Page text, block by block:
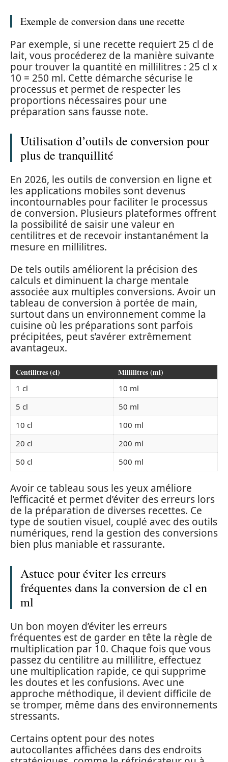
Exemple de conversion dans une recette
Par exemple, si une recette requiert 25 cl de
lait, vous procéderez de la manière suivante
pour trouver la quantité en millilitres : 25 cl x
10 = 250 ml. Cette démarche sécurise le
processus et permet de respecter les
proportions nécessaires pour une
préparation sans fausse note.
Utilisation d’outils de conversion pour
plus de tranquillité
En 2026, les outils de conversion en ligne et
les applications mobiles sont devenus
incontournables pour faciliter le processus
de conversion. Plusieurs plateformes offrent
la possibilité de saisir une valeur en
centilitres et de recevoir instantanément la
mesure en millilitres.
De tels outils améliorent la précision des
calculs et diminuent la charge mentale
associée aux multiples conversions. Avoir un
tableau de conversion à portée de main,
surtout dans un environnement comme la
cuisine où les préparations sont parfois
précipitées, peut s’avérer extrêmement
avantageux.
Centilitres (cl) Millilitres (ml)
1 cl
10 ml
5 cl
50 ml
10 cl
100 ml
20 cl
200 ml
50 cl
500 ml
Avoir ce tableau sous les yeux améliore
l’efficacité et permet d’éviter des erreurs lors
de la préparation de diverses recettes. Ce
type de soutien visuel, couplé avec des outils
numériques, rend la gestion des conversions
bien plus maniable et rassurante.
Astuce pour éviter les erreurs
fréquentes dans la conversion de cl en
ml
Un bon moyen d’éviter les erreurs
fréquentes est de garder en tête la règle de
multiplication par 10. Chaque fois que vous
passez du centilitre au millilitre, effectuez
une multiplication rapide, ce qui supprime
les doutes et les confusions. Avec une
approche méthodique, il devient difficile de
se tromper, même dans des environnements
stressants.
Certains optent pour des notes
autocollantes affichées dans des endroits